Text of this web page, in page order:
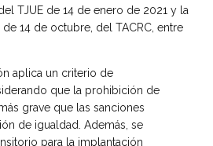
TJUE de 14 de enero de 2021 y la
14 de octubre, del TACRC, entre
aplica un criterio de
que la prohibición de
grave que las sanciones
de igualdad. Además, se
para la implantación